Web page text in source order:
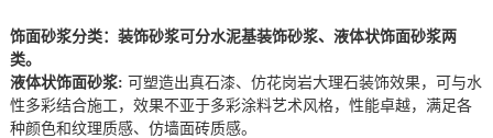
饰面砂浆分类：装饰砂浆可分水泥基装饰砂浆、液体状饰面砂浆两
类。
液体状饰面砂浆: 可塑造出真石漆、仿花岗岩大理石装饰效果，可与水
性多彩结合施工，效果不亚于多彩涂料艺术风格，性能卓越，满足各
种颜色和纹理质感、仿墙面砖质感。